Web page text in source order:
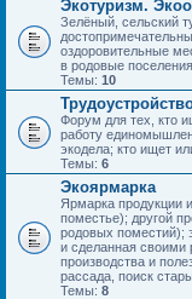
Экотуризм.
Зелёный, сельский
оздоровительные
в родовые
Темы: 10
Форум для тех, кто
работу
экодела; кто ищет
Темы: 6
Экоярмарка
Ярмарка продукции
поместье); другой
родовых поместий);
и сделанная своими
производства и
рассада, поиск
Темы: 8